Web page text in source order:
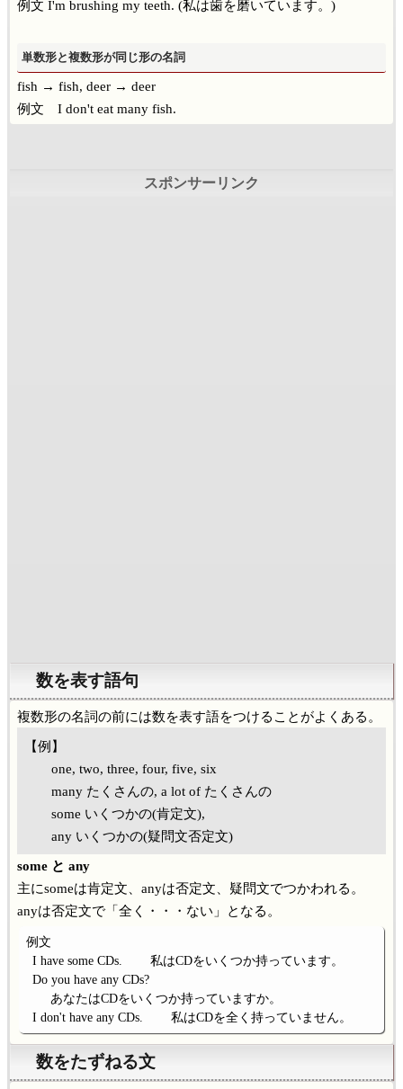
例文 I'm brushing my teeth. (私は歯を磨いています。)
単数形と複数形が同じ形の名詞
fish → fish, deer → deer
例文 I don't eat many fish.
数を表す語句
複数形の名詞の前には数を表す語をつけることがよくある。
【例】
one, two, three, four, five, six
many たくさんの, a lot of たくさんの
some いくつかの(肯定文),
any いくつかの(疑問文否定文)
some と any
主にsomeは肯定文、anyは否定文、疑問文でつかわれる。
anyは否定文で「全く・・・ない」となる。
例文
I have some CDs.
私はCDをいくつか持っています。
Do you have any CDs?
あなたはCDをいくつか持っていますか。
I don't have any CDs.
私はCDを全く持っていません。
数をたずねる文